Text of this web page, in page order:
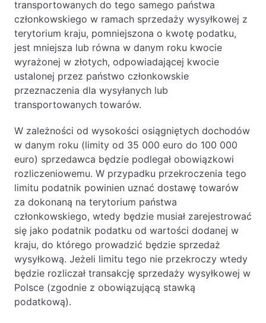
transportowanych do tego samego państwa
członkowskiego w ramach sprzedaży wysyłkowej z
terytorium kraju, pomniejszona o kwotę podatku,
jest mniejsza lub równa w danym roku kwocie
wyrażonej w złotych, odpowiadającej kwocie
ustalonej przez państwo członkowskie
przeznaczenia dla wysyłanych lub
transportowanych towarów.
W zależności od wysokości osiągniętych dochodów
w danym roku (limity od 35 000 euro do 100 000
euro) sprzedawca będzie podlegał obowiązkowi
rozliczeniowemu. W przypadku przekroczenia tego
limitu podatnik powinien uznać dostawę towarów
za dokonaną na terytorium państwa
członkowskiego, wtedy będzie musiał zarejestrować
się jako podatnik podatku od wartości dodanej w
kraju, do którego prowadzić będzie sprzedaż
wysyłkową. Jeżeli limitu tego nie przekroczy wtedy
będzie rozliczał transakcję sprzedaży wysyłkowej w
Polsce (zgodnie z obowiązującą stawką
podatkową).